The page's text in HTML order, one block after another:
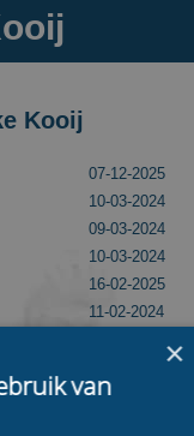
Kooij
07-12-2025
10-03-2024
09-03-2024
10-03-2024
16-02-2025
11-02-2024
Kijk
getoond? Laat dit dan
×
van